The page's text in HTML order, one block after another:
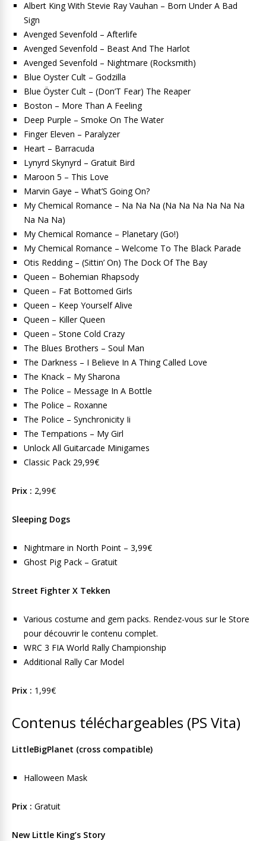
Albert King With Stevie Ray Vauhan – Born Under A Bad
Sign
Avenged Sevenfold – Afterlife
Avenged Sevenfold – Beast And The Harlot
Avenged Sevenfold – Nightmare (Rocksmith)
Blue Oyster Cult – Godzilla
Blue Öyster Cult – (Don’T Fear) The Reaper
Boston – More Than A Feeling
Deep Purple – Smoke On The Water
Finger Eleven – Paralyzer
Heart – Barracuda
Lynyrd Skynyrd – Gratuit Bird
Maroon 5 – This Love
Marvin Gaye – What’S Going On?
My Chemical Romance – Na Na Na (Na Na Na Na Na Na
Na Na Na)
My Chemical Romance – Planetary (Go!)
My Chemical Romance – Welcome To The Black Parade
Otis Redding – (Sittin’ On) The Dock Of The Bay
Queen – Bohemian Rhapsody
Queen – Fat Bottomed Girls
Queen – Keep Yourself Alive
Queen – Killer Queen
Queen – Stone Cold Crazy
The Blues Brothers – Soul Man
The Darkness – I Believe In A Thing Called Love
The Knack – My Sharona
The Police – Message In A Bottle
The Police – Roxanne
The Police – Synchronicity Ii
The Tempations – My Girl
Unlock All Guitarcade Minigames
Classic Pack 29,99€
Prix : 2,99€
Sleeping Dogs
Nightmare in North Point – 3,99€
Ghost Pig Pack – Gratuit
Street Fighter X Tekken
Various costume and gem packs. Rendez-vous sur le Store
pour découvrir le contenu complet.
WRC 3 FIA World Rally Championship
Additional Rally Car Model
Prix : 1,99€
Contenus téléchargeables (PS Vita)
LittleBigPlanet (cross compatible)
Halloween Mask
Prix : Gratuit
New Little King’s Story